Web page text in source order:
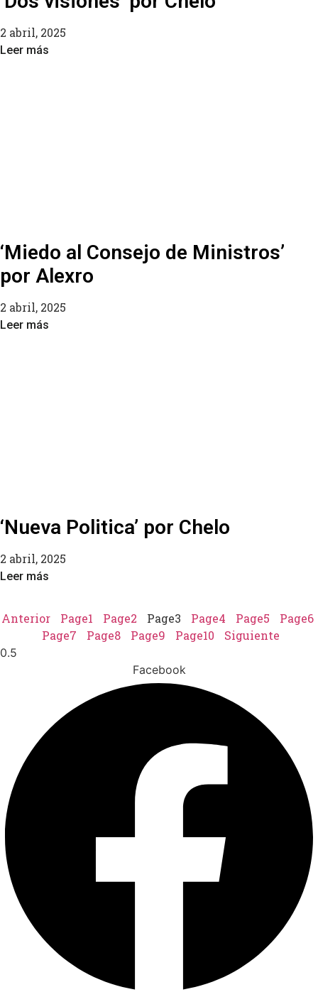
2 abril, 2025
Leer más
‘Miedo al Consejo de Ministros’
por Alexro
2 abril, 2025
Leer más
‘Nueva Politica’ por Chelo
2 abril, 2025
Leer más
Anterior Page1 Page2 Page3 Page4 Page5 Page6
Page7 Page8 Page9 Page10 Siguiente
Facebook